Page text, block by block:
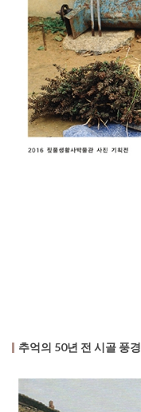
추억의 50년 전 시골 풍경